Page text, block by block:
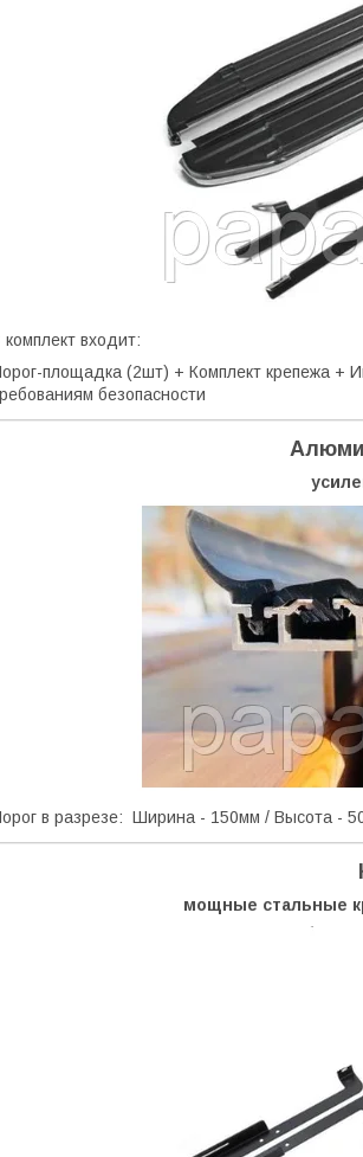
комплект входит:
площадка (2шт) + Комплект крепежа +
безопасности
в разрезе: Ширина - 150мм / Высота -
мощные стальные